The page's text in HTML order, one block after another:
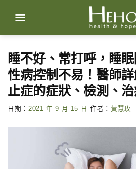
content
睡不好、常打呼，睡
性病控制不易！醫師
止症的症狀、檢測、
日期： 2021 年 9 月 15 日 作者： 黃慧玫